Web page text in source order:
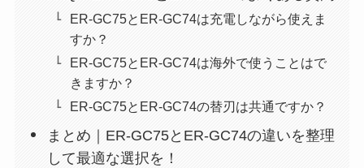
ER-GC75とER-GC74は充電しながら使えま
すか？
ER-GC75とER-GC74は海外で使うことはで
きますか？
ER-GC75とER-GC74の替刃は共通ですか？
まとめ｜ER-GC75とER-GC74の違いを整理
して最適な選択を！